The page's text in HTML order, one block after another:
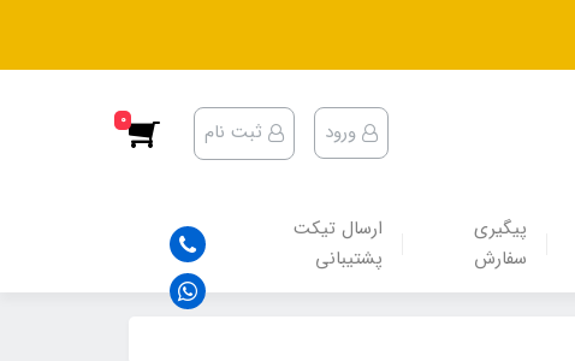
ورود ثبت نام 0
پیگیری
سفارش
ارسال تیکت
پشتیبانی